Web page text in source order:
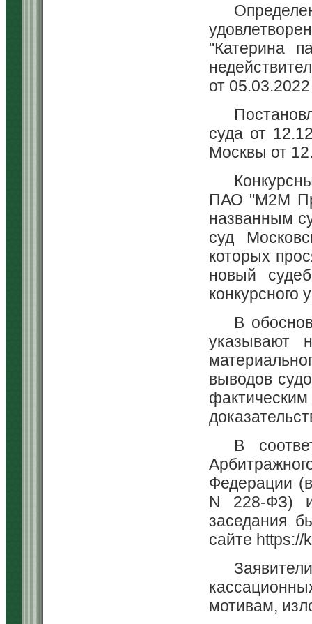
"Катерина
от
суда от
Москвы от
ПАО "М2М
названным
суд
которых
новый
конкурсного
В
указывают
выводов
В
Федерации
N 228-ФЗ)
заседания
сайте https://
мотивам,